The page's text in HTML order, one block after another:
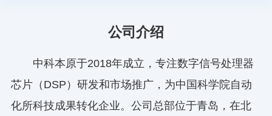
公司介绍
中科本原于2018年成立，专注数字信号处理器
芯片（DSP）研发和市场推广，为中国科学院自动
化所科技成果转化企业。公司总部位于青岛，在北